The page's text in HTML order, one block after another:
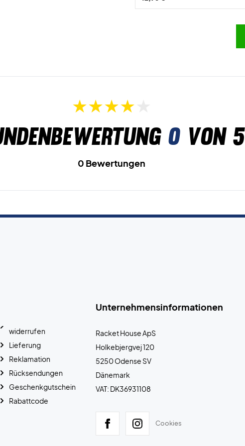
0von 5
0 Bewertungen
Unternehmensinformationen
Racket House ApS
Holkebjergvej 120
5250 Odense SV
Dänemark
VAT: DK36931108
Cookies
widerrufen
Lieferung
Reklamation
Rücksendungen
Geschenkgutschein
Rabattcode